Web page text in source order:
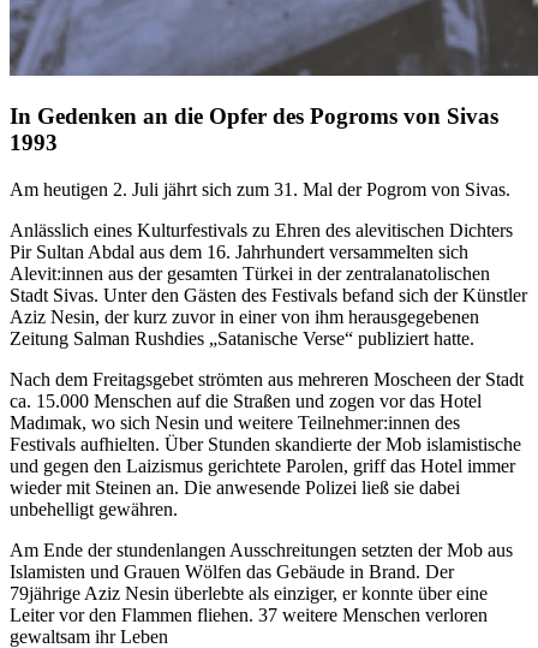
In Gedenken an die Opfer des Pogroms von Sivas
1993
Am heutigen 2. Juli jährt sich zum 31. Mal der Pogrom von Sivas.
Anlässlich eines Kulturfestivals zu Ehren des alevitischen Dichters
Pir Sultan Abdal aus dem 16. Jahrhundert versammelten sich
Alevit:innen aus der gesamten Türkei in der zentralanatolischen
Stadt Sivas. Unter den Gästen des Festivals befand sich der Künstler
Aziz Nesin, der kurz zuvor in einer von ihm herausgegebenen
Zeitung Salman Rushdies „Satanische Verse“ publiziert hatte.
Nach dem Freitagsgebet strömten aus mehreren Moscheen der Stadt
ca. 15.000 Menschen auf die Straßen und zogen vor das Hotel
Madımak, wo sich Nesin und weitere Teilnehmer:innen des
Festivals aufhielten. Über Stunden skandierte der Mob islamistische
und gegen den Laizismus gerichtete Parolen, griff das Hotel immer
wieder mit Steinen an. Die anwesende Polizei ließ sie dabei
unbehelligt gewähren.
Am Ende der stundenlangen Ausschreitungen setzten der Mob aus
Islamisten und Grauen Wölfen das Gebäude in Brand. Der
79jährige Aziz Nesin überlebte als einziger, er konnte über eine
Leiter vor den Flammen fliehen. 37 weitere Menschen verloren
gewaltsam ihr Leben